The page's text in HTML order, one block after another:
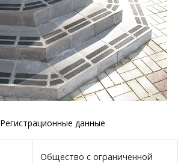
Регистрационные данные
Общество с ограниченной